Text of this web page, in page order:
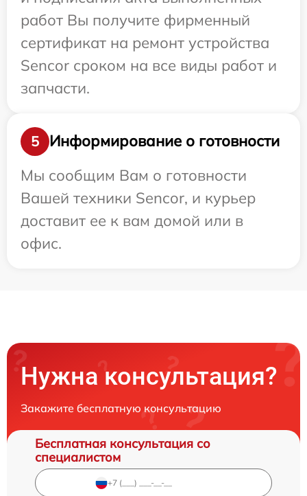
работ Вы получите фирменный
сертификат на ремонт устройства
Sencor сроком на все виды работ и
запчасти.
5
Информирование о готовности
Мы сообщим Вам о готовности
Вашей техники Sencor, и курьер
доставит ее к вам домой или в
офис.
Нужна консультация?
Закажите бесплатную консультацию
Бесплатная консультация со
специалистом